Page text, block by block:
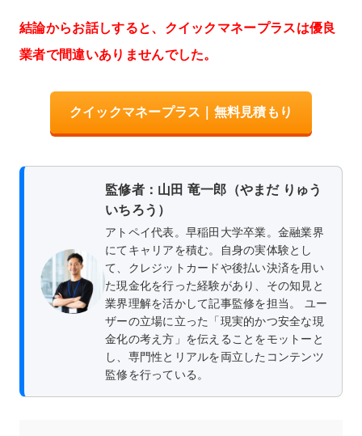
結論からお話しすると、クイックマネープラスは優良
業者で間違いありませんでした。
クイックマネープラス｜無料見積もり
監修者：山田 竜一郎（やまだ りゅう
いちろう）
アトペイ代表。早稲田大学卒業。金融業界
にてキャリアを積む。自身の実体験とし
て、クレジットカードや後払い決済を用い
た現金化を行った経験があり、その知見と
業界理解を活かして記事監修を担当。 ユー
ザーの立場に立った「現実的かつ安全な現
金化の考え方」を伝えることをモットーと
し、専門性とリアルを両立したコンテンツ
監修を行っている。